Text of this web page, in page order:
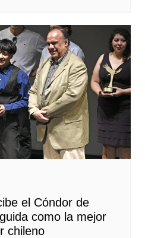
el Cóndor de
como la mejor
chileno